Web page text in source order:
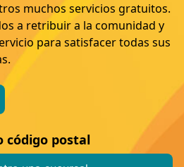
muchos servicios gratuitos.
a retribuir a la comunidad y
para satisfacer todas sus
código postal